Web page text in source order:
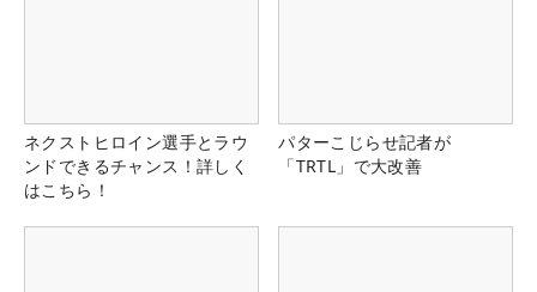
ネクストヒロイン選手とラウ
ンドできるチャンス！詳しく
はこちら！
パターこじらせ記者が
「TRTL」で大改善